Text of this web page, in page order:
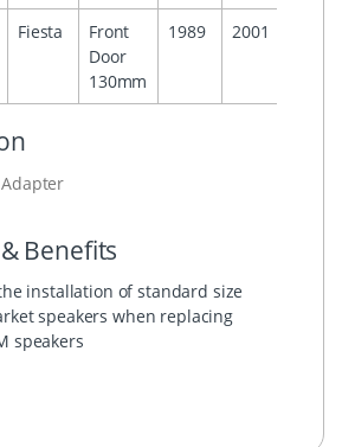
Fiesta
Front
Door
130mm
1989 2001
Benefits
installation of standard size
speakers when replacing
speakers